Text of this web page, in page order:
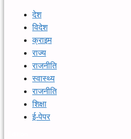
देश
विदेश
क्राइम
राज्य
राजनीति
स्वास्थ्य
राजनीति
शिक्षा
ई-पेपर